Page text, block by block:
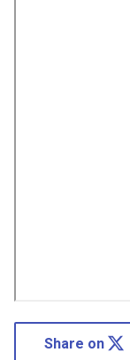
Share on